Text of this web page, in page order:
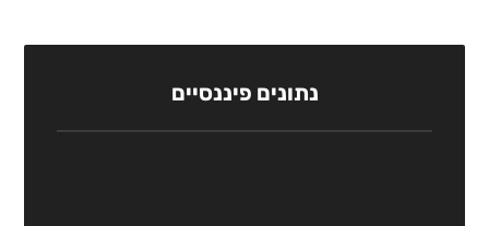
נתונים פיננסיים